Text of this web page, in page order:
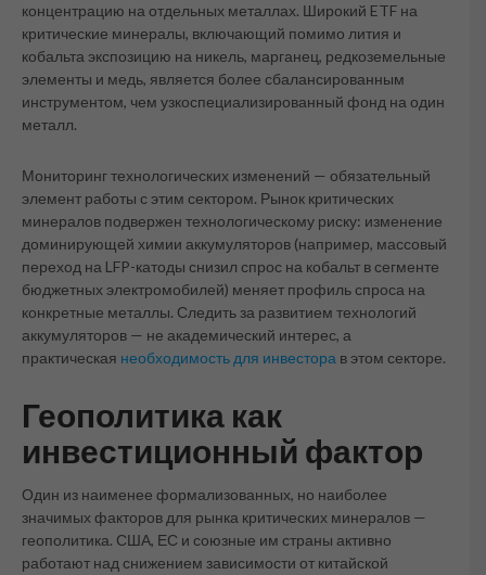
концентрацию на отдельных металлах. Широкий ETF на
критические минералы, включающий помимо лития и
кобальта экспозицию на никель, марганец, редкоземельные
элементы и медь, является более сбалансированным
инструментом, чем узкоспециализированный фонд на один
металл.
Мониторинг технологических изменений — обязательный
элемент работы с этим сектором. Рынок критических
минералов подвержен технологическому риску: изменение
доминирующей химии аккумуляторов (например, массовый
переход на LFP-катоды снизил спрос на кобальт в сегменте
бюджетных электромобилей) меняет профиль спроса на
конкретные металлы. Следить за развитием технологий
аккумуляторов — не академический интерес, а
практическая необходимость для инвестора в этом секторе.
Геополитика как
инвестиционный фактор
Один из наименее формализованных, но наиболее
значимых факторов для рынка критических минералов —
геополитика. США, ЕС и союзные им страны активно
работают над снижением зависимости от китайской